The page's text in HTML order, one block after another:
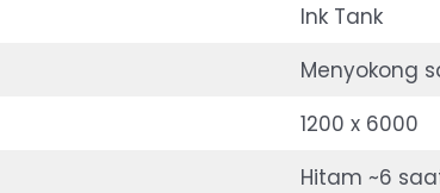
Ink Tank
Menyokong
1200 x 6000
Hitam ~6